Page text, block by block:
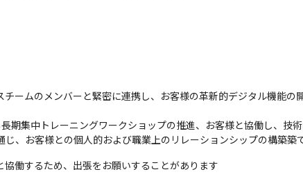
ームのメンバーと緊密に連携し、お客様の革新的デジタル機能の
期集中トレーニングワークショップの推進、お客様と協働し、技
、お客様との個人的および職業上のリレーションシップの構築築で
働するため、出張をお願いすることがあります